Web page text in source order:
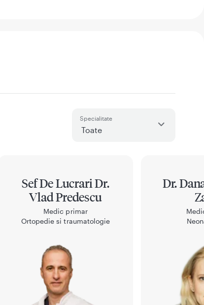
Specialitate
Sef De Lucrari Dr.
Vlad Predescu
Medic primar
Ortopedie si traumatologie
Dr.